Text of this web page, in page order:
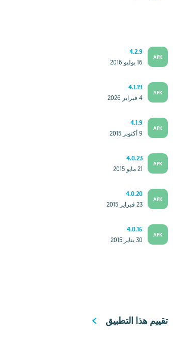
APK
4.2.9
16 يوليو 2016
APK
4.1.19
4 فبراير 2026
APK
4.1.9
9 أكتوبر 2015
APK
4.0.23
21 مايو 2015
APK
4.0.20
23 فبراير 2015
APK
4.0.16
30 يناير 2015
تقييم هذا التطبيق